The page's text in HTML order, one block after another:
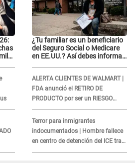
¿Tu familiar es un beneficiario
del Seguro Social o Medicare
en EE.UU.? Así debes informar
ALERTA CLIENTES DE WALMART |
FDA anunció el RETIRO DE
PRODUCTO por ser un RIESGO
MORTAL para consumidores: ¿Cuál
es?
Terror para inmigrantes
indocumentados | Hombre fallece
en centro de detención del ICE tras
sufrir una "emergencia médica"